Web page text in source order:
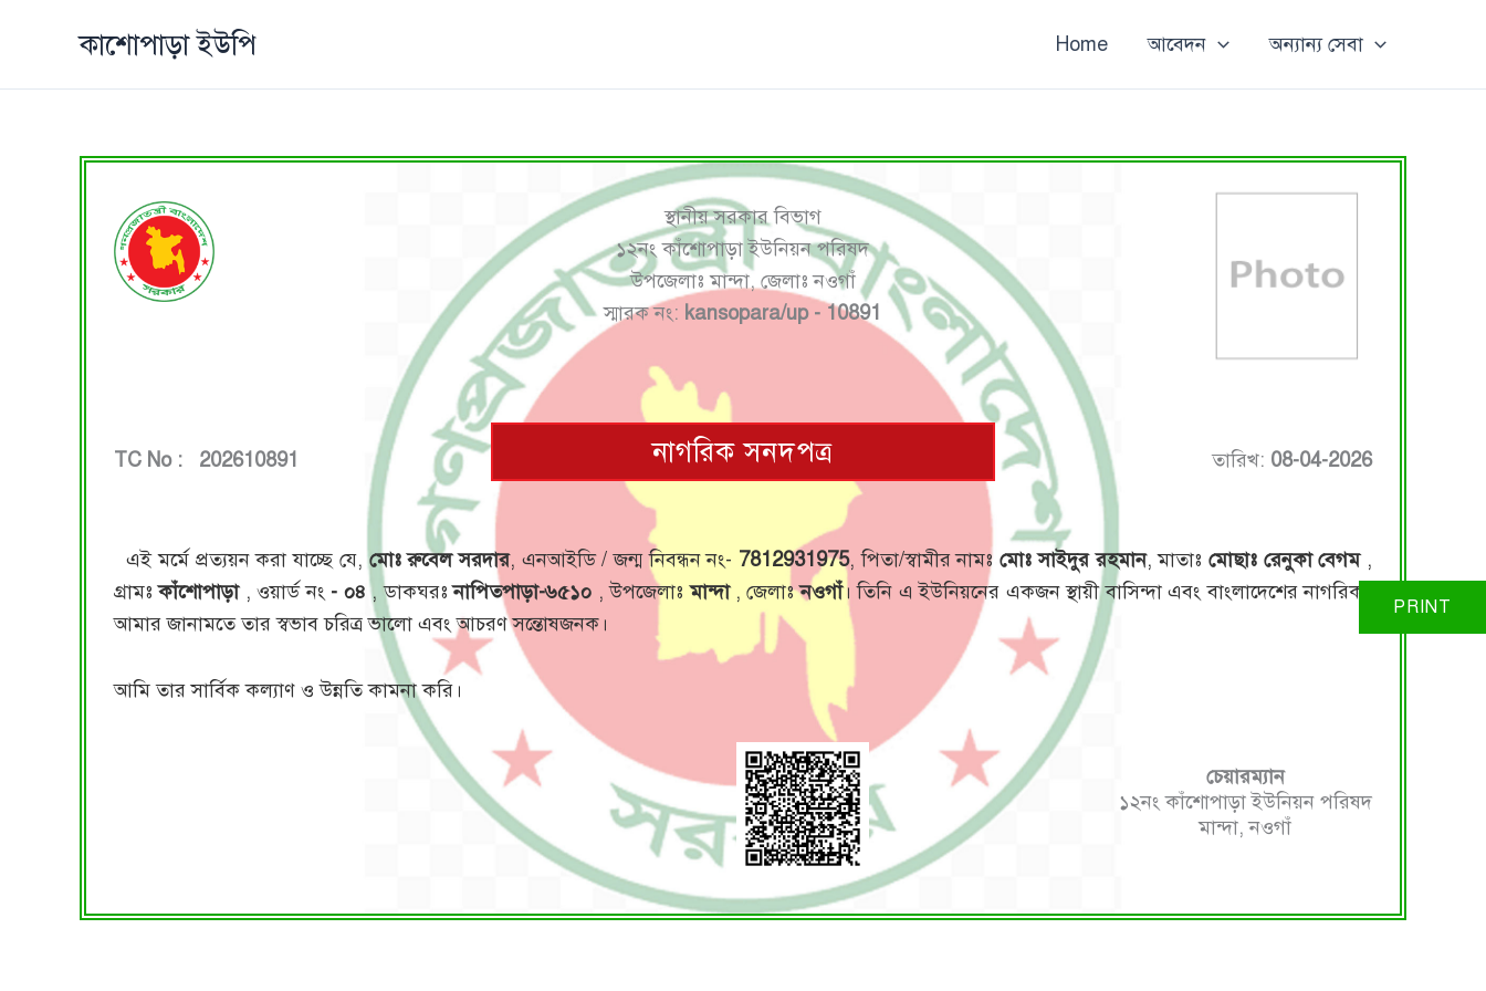
কাশোপাড়া ইউপি Home আবেদন অন্যান্য সেবা
স্থানীয় সরকার বিভাগ
১২নং কাঁশোপাড়া ইউনিয়ন পরিষদ
উপজেলাঃ মান্দা, জেলাঃ নওগাঁ
স্মারক নং: kansopara/up - 10891
TC No : 202610891 নাগরিক সনদপত্র তারিখ: 08-04-2026
এই মর্মে প্রত্যয়ন করা যাচ্ছে যে, মোঃ রুবেল সরদার, এনআইডি / জন্ম নিবন্ধন নং- 7812931975, পিতা/স্বামীর নামঃমোঃ সাইদুর রহমান, মাতাঃ মোছাঃ রেনুকা বেগম ,
গ্রামঃকাঁশোপাড়া , ওয়ার্ড নং - ০৪, ডাকঘরঃনাপিতপাড়া-৬৫১০ , উপজেলাঃমান্দা , জেলাঃনওগাঁ। তিনি এ ইউনিয়নের একজন স্থায়ী বাসিন্দা এবং বাংলাদেশের নাগরিক।
আমার জানামতে তার স্বভাব চরিত্র ভালো এবং আচরণ সন্তোষজনক।
আমি তার সার্বিক কল্যাণ ও উন্নতি কামনা করি।
চেয়ারম্যান
১২নং কাঁশোপাড়া ইউনিয়ন পরিষদ
মান্দা, নওগাঁ